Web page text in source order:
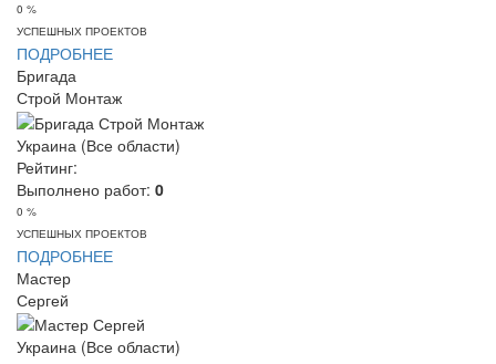
0 %
УСПЕШНЫХ ПРОЕКТОВ
ПОДРОБНЕЕ
Бригада
Строй Монтаж
Украина (Все области)
Рейтинг:
Выполнено работ: 0
0 %
УСПЕШНЫХ ПРОЕКТОВ
ПОДРОБНЕЕ
Мастер
Сергей
Украина (Все области)